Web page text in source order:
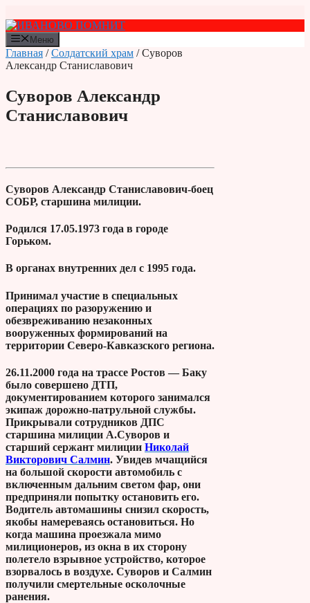
к
содержимому
Меню
Главная /Солдатский храм / Суворов
Александр Станиславович
Суворов Александр
Станиславович
Суворов Александр Станиславович-боец
СОБР, старшина милиции.
Родился 17.05.1973 года в городе
Горьком.
В органах внутренних дел с 1995 года.
Принимал участие в специальных
операциях по разоружению и
обезвреживанию незаконных
вооруженных формирований на
территории Северо-Кавказского региона.
26.11.2000 года на трассе Ростов — Баку
было совершено ДТП,
документированием которого занимался
экипаж дорожно-патрульной службы.
Прикрывали сотрудников ДПС
старшина милиции А.Суворов и
старший сержант милиции Николай
Викторович Салмин. Увидев мчащийся
на большой скорости автомобиль с
включенным дальним светом фар, они
предприняли попытку остановить его.
Водитель автомашины снизил скорость,
якобы намереваясь остановиться. Но
когда машина проезжала мимо
милиционеров, из окна в их сторону
полетело взрывное устройство, которое
взорвалось в воздухе. Суворов и Салмин
получили смертельные осколочные
ранения.